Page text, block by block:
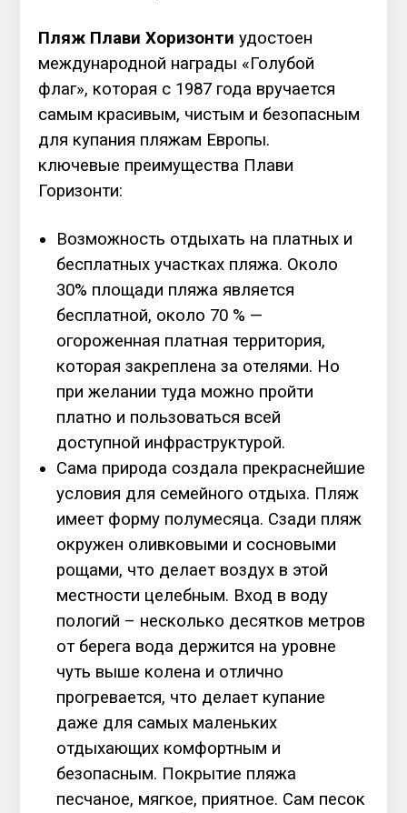
Пляж Плави Хоризонти удостоен
международной награды «Голубой
флаг», которая с 1987 года вручается
самым красивым, чистым и безопасным
для купания пляжам Европы.
ключевые преимущества Плави
Горизонти:
Возможность отдыхать на платных и
бесплатных участках пляжа. Около
30% площади пляжа является
бесплатной, около 70 % —
огороженная платная территория,
которая закреплена за отелями. Но
при желании туда можно пройти
платно и пользоваться всей
доступной инфраструктурой.
Сама природа создала прекраснейшие
условия для семейного отдыха. Пляж
имеет форму полумесяца. Сзади пляж
окружен оливковыми и сосновыми
рощами, что делает воздух в этой
местности целебным. Вход в воду
пологий – несколько десятков метров
от берега вода держится на уровне
чуть выше колена и отлично
прогревается, что делает купание
даже для самых маленьких
отдыхающих комфортным и
безопасным. Покрытие пляжа
песчаное, мягкое, приятное. Сам песок